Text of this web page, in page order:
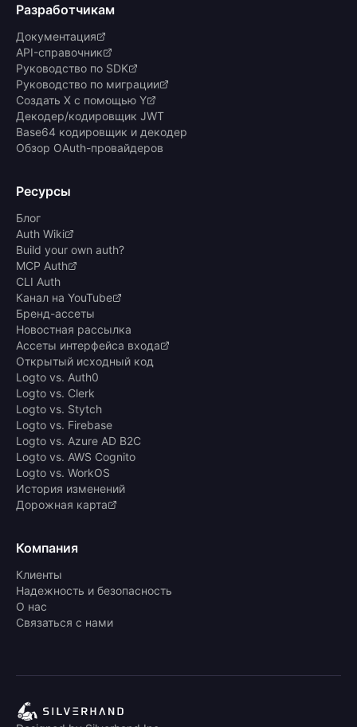
Разработчикам
Документация
API-справочник
Руководство по SDK
Руководство по миграции
Создать X с помощью Y
Декодер/кодировщик JWT
Base64 кодировщик и декодер
Обзор OAuth-провайдеров
Ресурсы
Блог
Auth Wiki
Build your own auth?
MCP Auth
CLI Auth
Канал на YouTube
Бренд-ассеты
Новостная рассылка
Ассеты интерфейса входа
Открытый исходный код
Logto vs. Auth0
Logto vs. Clerk
Logto vs. Stytch
Logto vs. Firebase
Logto vs. Azure AD B2C
Logto vs. AWS Cognito
Logto vs. WorkOS
История изменений
Дорожная карта
Компания
Клиенты
Надежность и безопасность
О нас
Связаться с нами